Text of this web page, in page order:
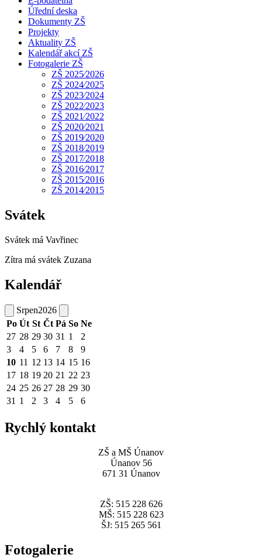
Úřední deska
Dokumenty ZŠ
Projekty
Aktuality ZŠ
Kalendář akcí ZŠ
Fotogalerie ZŠ
ZŠ 2025⁄2026
ZŠ 2024⁄2025
ZŠ 2023⁄2024
ZŠ 2022⁄2023
ZŠ 2021⁄2022
ZŠ 2020⁄2021
ZŠ 2019⁄2020
ZŠ 2018⁄2019
ZŠ 2017⁄2018
ZŠ 2016⁄2017
ZŠ 2015⁄2016
ZŠ 2014⁄2015
Svátek
Svátek má Vavřinec
Zítra má svátek Zuzana
Kalendář
Srpen2026
Po Út St Čt Pá So Ne
27 28 29 30 31 1
2
3
4 5 6 7 8
9
10 11 12 13 14 15 16
17 18 19 20 21 22 23
24 25 26 27 28 29 30
31 1 2 3 4 5 6
Rychlý kontakt
ZŠ a MŠ Únanov
Únanov 56
671 31 Únanov
ZŠ: 515 228 626
MŠ: 515 228 623
ŠJ: 515 265 561
Fotogalerie